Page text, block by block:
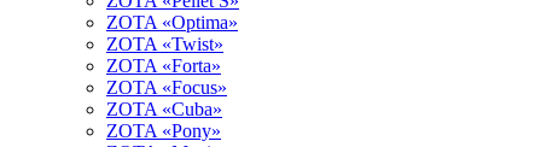
ZOTA «Optima»
ZOTA «Twist»
ZOTA «Forta»
ZOTA «Focus»
ZOTA «Cuba»
ZOTA «Pony»